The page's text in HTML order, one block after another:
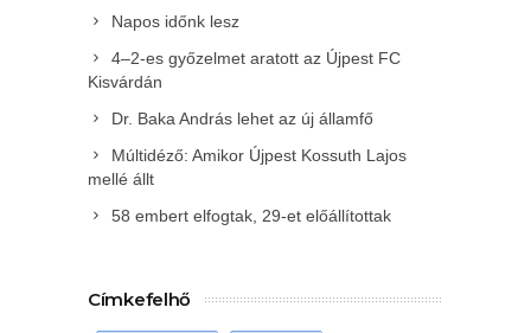
Napos időnk lesz
4–2-es győzelmet aratott az Újpest FC
Kisvárdán
Dr. Baka András lehet az új államfő
Múltidéző: Amikor Újpest Kossuth Lajos
mellé állt
58 embert elfogtak, 29-et előállítottak
Címkefelhő